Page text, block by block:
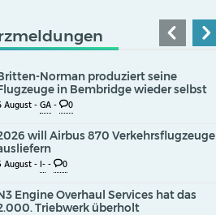
Norman produziert seine
in Bembridge wieder selbst
August -GA- 0
will Airbus 870 Verkehrsflugzeuge
August -I-- 0
Engine Overhaul Services hat das
Triebwerk überholt